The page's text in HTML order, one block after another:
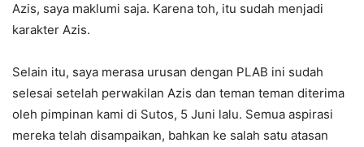
Azis, saya maklumi saja. Karena toh, itu sudah menjadi
karakter Azis.
Selain itu, saya merasa urusan dengan PLAB ini sudah
selesai setelah perwakilan Azis dan teman teman diterima
oleh pimpinan kami di Sutos, 5 Juni lalu. Semua aspirasi
mereka telah disampaikan, bahkan ke salah satu atasan